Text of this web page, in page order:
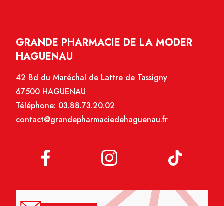
GRANDE PHARMACIE DE LA MODER
HAGUENAU
42 Bd du Maréchal de Lattre de Tassigny
67500 HAGUENAU
Téléphone: 03.88.73.20.02
contact@grandepharmaciedehaguenau.fr